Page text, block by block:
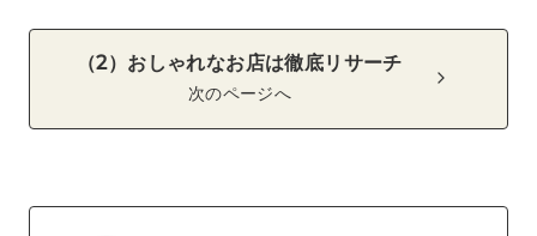
（2）おしゃれなお店は徹底リサーチ
次のページへ